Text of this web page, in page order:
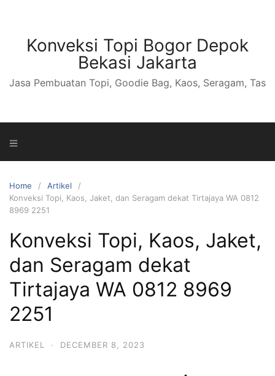
e
Konveksi Topi Bogor Depok
Bekasi Jakarta
Jasa Pembuatan Topi, Goodie Bag, Kaos, Seragam, Tas
Home
Artikel
Konveksi Topi, Kaos, Jaket, dan Seragam dekat Tirtajaya WA 0812
8969 2251
Konveksi Topi, Kaos, Jaket,
dan Seragam dekat
Tirtajaya WA 0812 8969
2251
ARTIKEL · DECEMBER 8, 2023